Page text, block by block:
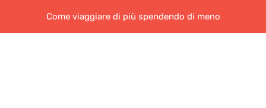
Come viaggiare di più spendendo di meno